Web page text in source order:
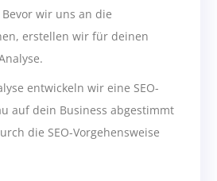
wir uns an die
erstellen wir für deinen
entwickeln wir eine SEO-
auf dein Business abgestimmt
die SEO-Vorgehensweise